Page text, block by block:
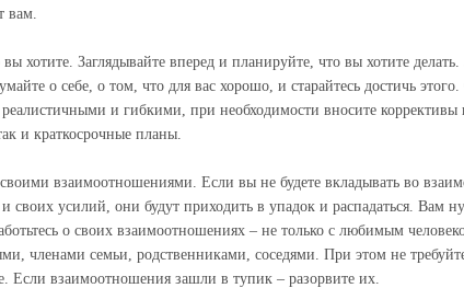
вам.
вы хотите. Заглядывайте вперед и планируйте, что вы хотите
о себе, о том, что для вас хорошо, и старайтесь достичь
реалистичными и гибкими, при необходимости вносите коррективы
и краткосрочные планы.
взаимоотношениями. Если вы не будете вкладывать во
своих усилий, они будут приходить в упадок и распадаться. Вам
о своих взаимоотношениях – не только с любимым
членами семьи, родственниками, соседями. При этом не
Если взаимоотношения зашли в тупик – разорвите их.